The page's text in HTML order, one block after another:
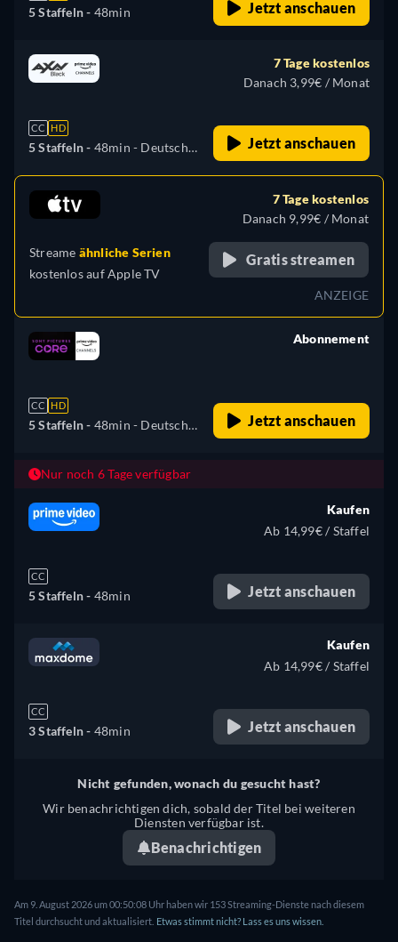
5 Staffeln - 48min Jetzt anschauen
CC HD
5 Staffeln - 48min - Deutsch,
Französisch, Italienisch,
Japanisch, Portugiesisch
7 Tage kostenlos
Danach 3,99€ / Monat
Jetzt anschauen
Streame ähnliche Serien
kostenlos aufApple TV
7 Tage kostenlos
Danach 9,99€ / Monat
Gratis streamen
ANZEIGE
CC HD
5 Staffeln - 48min - Deutsch,
Französisch, Italienisch,
Abonnement
Jetzt anschauen
Nur noch 6 Tage verfügbar
CC
5 Staffeln - 48min
Kaufen
Ab 14,99€ / Staffel
Jetzt anschauen
CC
3 Staffeln - 48min
Kaufen
Ab 14,99€ / Staffel
Jetzt anschauen
Nicht gefunden, wonach du gesucht hast?
Wir benachrichtigen dich, sobald der Titel bei weiteren
Diensten verfügbar ist.
Benachrichtigen
Am 9. August 2026 um 00:50:08 Uhr haben wir 153 Streaming-Dienste nach diesem
Titel durchsucht und aktualisiert. Etwas stimmt nicht? Lass es uns wissen.